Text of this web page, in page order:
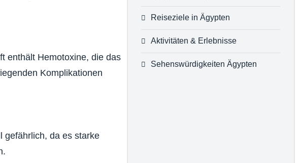
enthält Hemotoxine, die das
Komplikationen
gefährlich, da es starke
Reiseziele in Ägypten
Aktivitäten & Erlebnisse
Sehenswürdigkeiten Ägypten